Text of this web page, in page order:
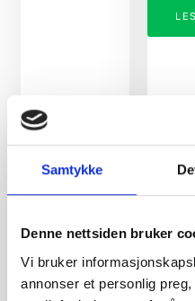
Samtykke
Denne nettsiden bruker
Vi bruker
annonser et personlig